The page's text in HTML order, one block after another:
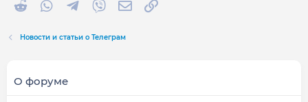
Reddit WhatsAppTelegram
Viber Электронная почта
Новости и статьи о Телеграм
О форуме